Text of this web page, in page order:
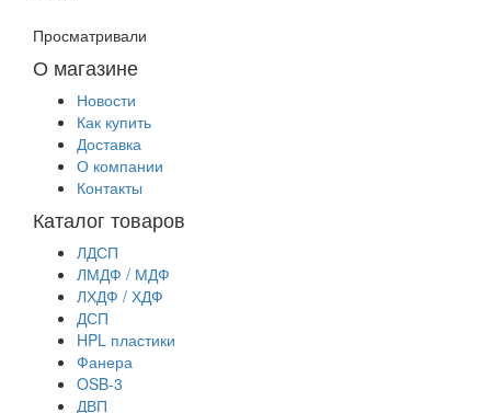
Просматривали
О магазине
Новости
Как купить
Доставка
О компании
Контакты
Каталог товаров
ЛДСП
ЛМДФ / МДФ
ЛХДФ / ХДФ
ДСП
HPL пластики
Фанера
OSB-3
ДВП